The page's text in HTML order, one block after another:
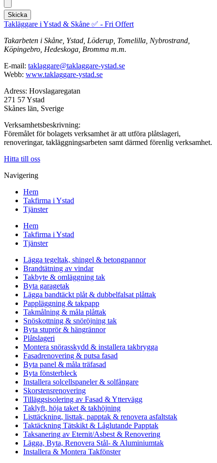
Skicka
Takläggare i Ystad & Skåne ✅ - Fri Offert
Takarbeten i Skåne, Ystad, Löderup, Tomelilla, Nybrostrand,
Köpingebro, Hedeskoga, Bromma m.m.
E-mail: taklaggare@taklaggare-ystad.se
Webb: www.taklaggare-ystad.se
Adress: Hovslagaregatan
271 57 Ystad
Skånes län, Sverige
Verksamhetsbeskrivning:
Föremålet för bolagets verksamhet är att utföra plåtslageri,
renoveringar, takläggningsarbeten samt därmed förenlig verksamhet.
Hitta till oss
Navigering
Hem
Takfirma i Ystad
Tjänster
Hem
Takfirma i Ystad
Tjänster
Lägga tegeltak, shingel & betongpannor
Brandtätning av vindar
Takbyte & omläggning tak
Byta garagetak
Lägga bandtäckt plåt & dubbelfalsat plåttak
Pappläggning & takpapp
Takmålning & måla plåttak
Snöskottning & snöröjning tak
Byta stuprör & hängrännor
Plåtslageri
Montera snörasskydd & installera takbrygga
Fasadrenovering & putsa fasad
Byta panel & måla träfasad
Byta fönsterbleck
Installera solcellspaneler & solfångare
Skorstensrenovering
Tilläggsisolering av Fasad & Yttervägg
Taklyft, höja taket & takhöjning
Listtäckning, listtak, papptak & renovera asfaltstak
Taktäckning Tätskikt & Låglutande Papptak
Taksanering av Eternit/Asbest & Renovering
Lägga, Byta, Renovera Stål- & Aluminiumtak
Installera & Montera Takfönster